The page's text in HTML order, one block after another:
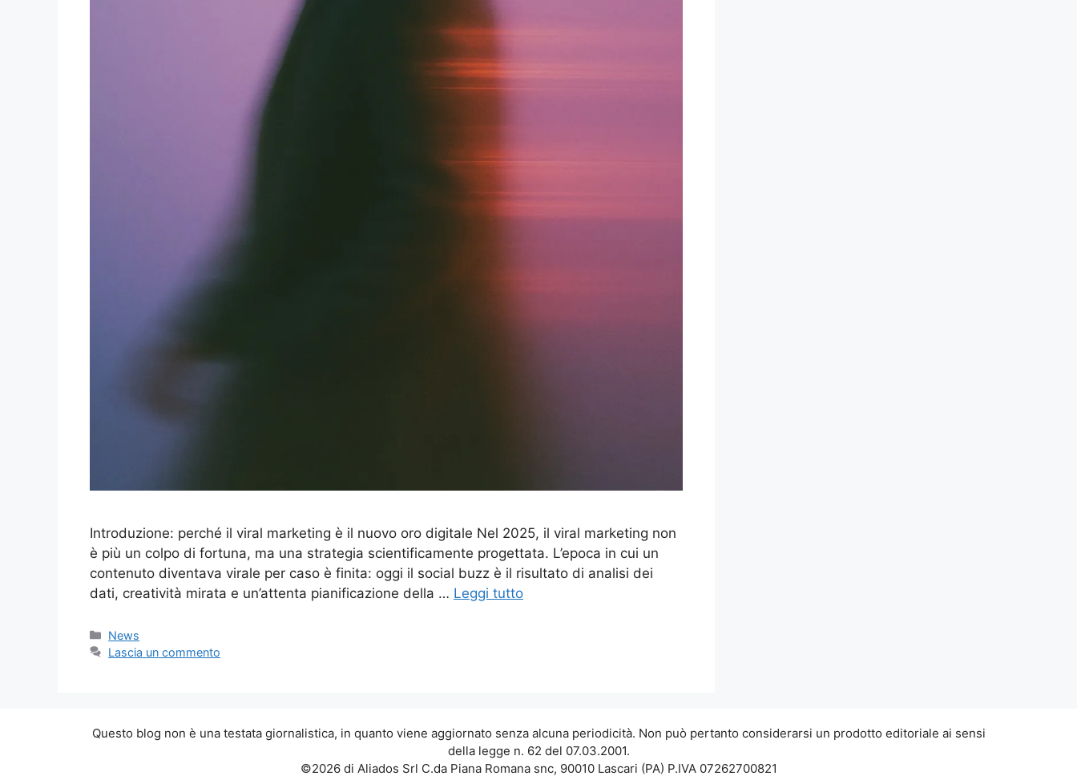
Introduzione: perché il viral marketing è il nuovo oro digitale Nel 2025, il viral marketing non
è più un colpo di fortuna, ma una strategia scientificamente progettata. L’epoca in cui un
contenuto diventava virale per caso è finita: oggi il social buzz è il risultato di analisi dei
dati, creatività mirata e un’attenta pianificazione della … Leggi tutto
Categorie
News
Lascia un commento
Questo blog non è una testata giornalistica, in quanto viene aggiornato senza alcuna periodicità. Non può pertanto considerarsi un prodotto editoriale ai sensi
della legge n. 62 del 07.03.2001.
©2026 di Aliados Srl C.da Piana Romana snc, 90010 Lascari (PA) P.IVA 07262700821